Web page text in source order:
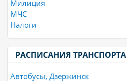
Милиция
МЧС
Налоги
РАСПИСАНИЯ ТРАНСПОРТА
Автобусы, Дзержинск